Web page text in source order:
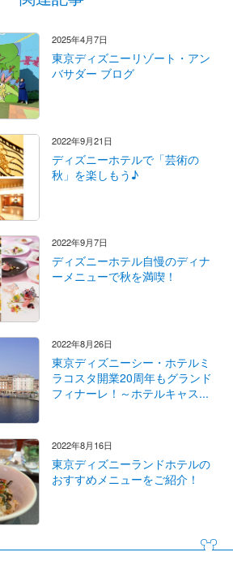
2025年4月7日
東京ディズニーリゾート・アン
バサダー ブログ
2022年9月21日
ディズニーホテルで「芸術の
秋」を楽しもう♪
2022年9月7日
ディズニーホテル自慢のディナ
ーメニューで秋を満喫！
2022年8月26日
東京ディズニーシー・ホテルミ
ラコスタ開業20周年もグランド
フィナーレ！～ホテルキャス...
2022年8月16日
東京ディズニーランドホテルの
おすすめメニューをご紹介！